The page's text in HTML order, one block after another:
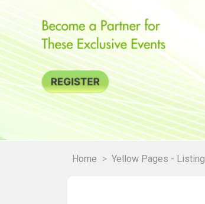
Home > Yellow Pages - Listing